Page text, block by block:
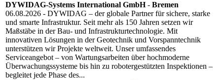
DYWIDAG-Systems International GmbH- Bremen
06.08.2026 - DYWIDAG – der globale Partner für sichere, starke
und smarte Infrastruktur. Seit mehr als 150 Jahren setzen wir
Maßstäbe in der Bau- und Infrastrukturtechnologie. Mit
innovativen Lösungen in der Geotechnik und Vorspanntechnik
unterstützen wir Projekte weltweit. Unser umfassendes
Serviceangebot – von Wartungsarbeiten über hochmoderne
Überwachungssysteme bis hin zu robotergestützten Inspektionen –
begleitet jede Phase des...